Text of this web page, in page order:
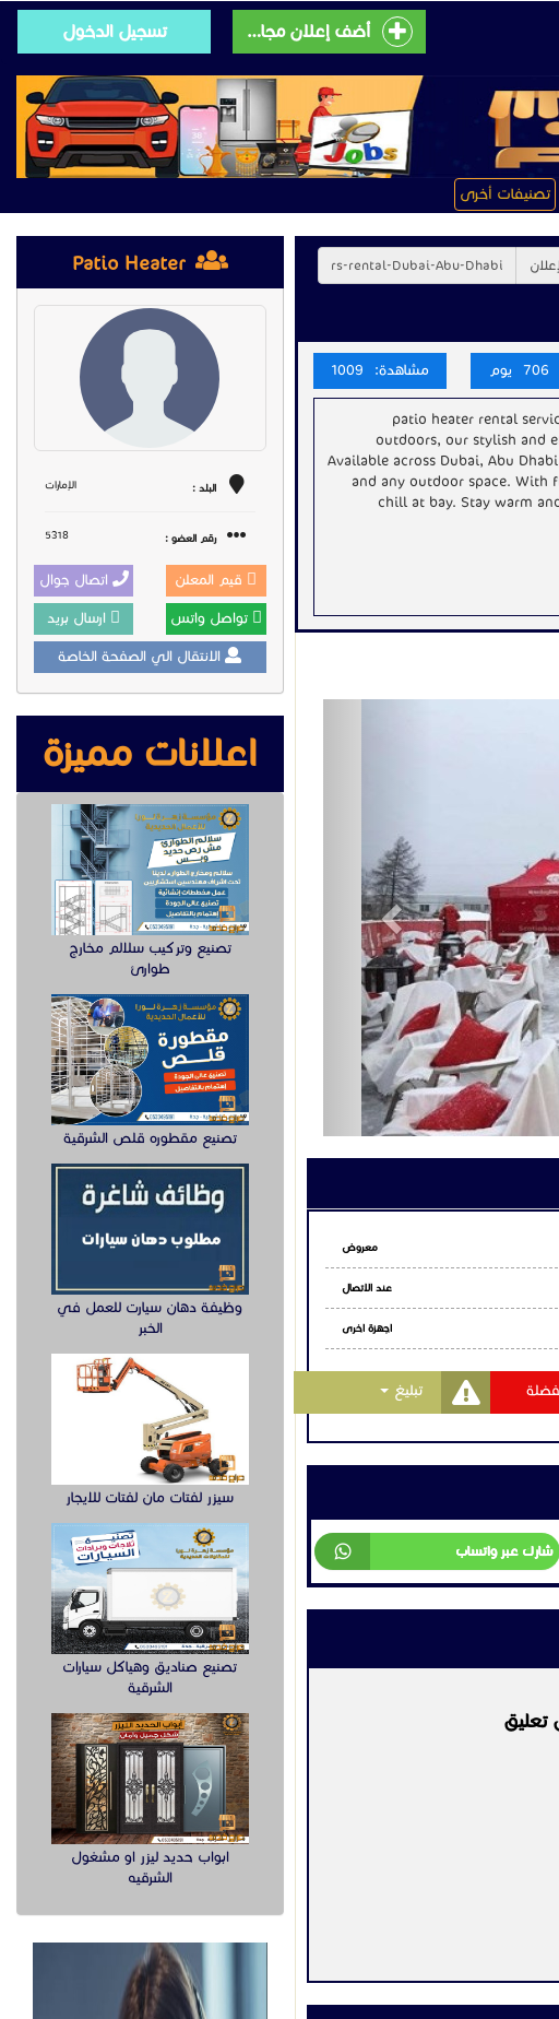
أضف إعلان مجانى تسجيل الدخول
تصنيفات أخرى
706 يوم مشاهدة: 1009
patio heater rental
outdoors, our stylish and
Available across Dubai, Abu
and any outdoor space. With
chill at bay. Stay warm
معروض
عند الاتصال
اجهزة اخرى
تبليغ Toggle Dropdown
شارك عبر واتساب
تعليق
Patio Heater
البلد : الإمارات
رقم العضو : 5318
قيم المعلن اتصال جوال
تواصل واتس ارسال بريد
الانتقال الي الصفحة الخاصة
اعلانات مميزة
تصنيع وتركيب سلالم مخارج
طوارئ
تصنيع مقطوره قلص الشرقية
وظيفة دهان سيارت للعمل في
الخبر
سيزر لفتات مان لفتات للايجار
تصنيع صناديق وهياكل سيارات
الشرقية
ابواب حديد ليزر او مشغول
الشرقيه